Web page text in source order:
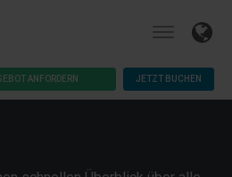
ANFORDERN JETZT BUCHEN